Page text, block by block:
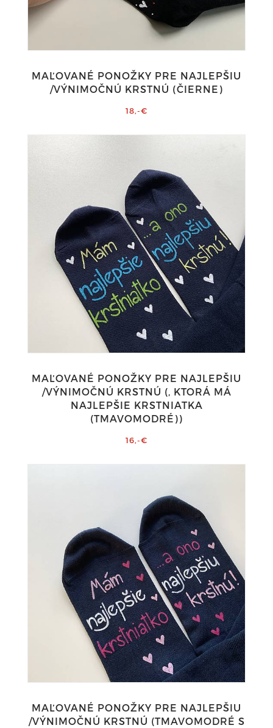
MAĽOVANÉ PONOŽKY PRE NAJLEPŠIU
/VÝNIMOČNÚ KRSTNÚ (ČIERNE)
18,-€
MAĽOVANÉ PONOŽKY PRE NAJLEPŠIU
/VÝNIMOČNÚ KRSTNÚ (, KTORÁ MÁ
NAJLEPŠIE KRSTNIATKA
(TMAVOMODRÉ))
16,-€
MAĽOVANÉ PONOŽKY PRE NAJLEPŠIU
/VÝNIMOČNÚ KRSTNÚ (TMAVOMODRÉ S